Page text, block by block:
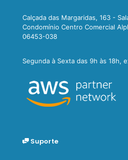
Calçada das Margaridas, 163 -
Condomínio Centro Comercial
06453-038
Segunda à Sexta das 9h às 18h,
Suporte